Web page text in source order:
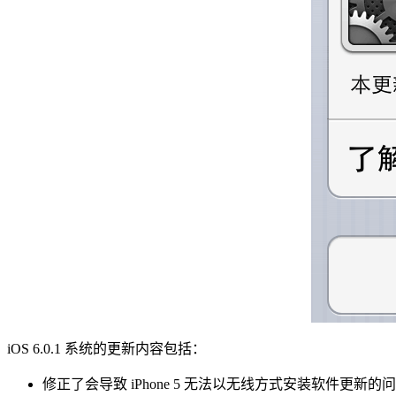
iOS 6.0.1 系统的更新内容包括：
修正了会导致 iPhone 5 无法以无线方式安装软件更新的